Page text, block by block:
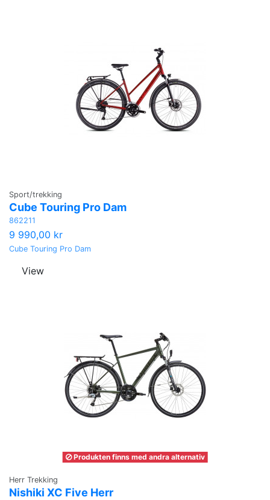
Sport/trekking
Cube Touring Pro Dam
862211
9 990,00 kr
Cube Touring Pro Dam
View
Produkten finns med andra alternativ
Herr Trekking
Nishiki XC Five Herr